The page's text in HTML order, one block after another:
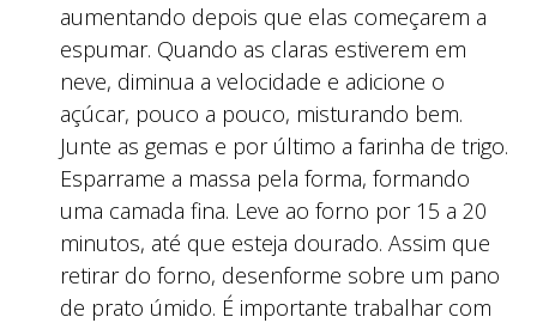
aumentando depois que elas começarem a
espumar. Quando as claras estiverem em
neve, diminua a velocidade e adicione o
açúcar, pouco a pouco, misturando bem.
Junte as gemas e por último a farinha de trigo.
Esparrame a massa pela forma, formando
uma camada fina. Leve ao forno por 15 a 20
minutos, até que esteja dourado. Assim que
retirar do forno, desenforme sobre um pano
de prato úmido. É importante trabalhar com